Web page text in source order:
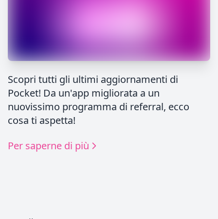
Scopri tutti gli ultimi aggiornamenti di
Pocket! Da un'app migliorata a un
nuovissimo programma di referral, ecco
cosa ti aspetta!
Per saperne di più